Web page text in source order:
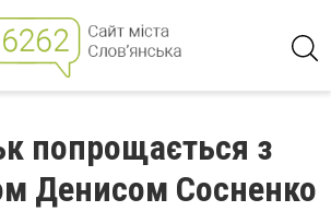
попрощається з
Денисом Сосненко